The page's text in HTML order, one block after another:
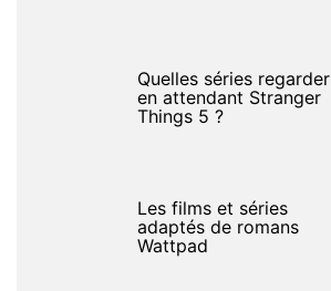
Quelles séries regarder
en attendant Stranger
Things 5 ?
Les films et séries
adaptés de romans
Wattpad